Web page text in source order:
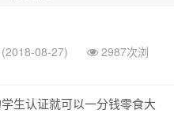
08-27)
2987次浏
生认证就可以一分钱零食大